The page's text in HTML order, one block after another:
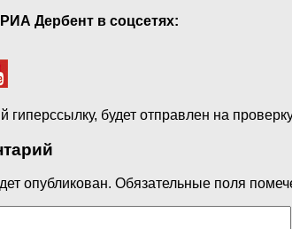
Дербент в соцсетях:
будет отправлен на
опубликован. Обязательные поля